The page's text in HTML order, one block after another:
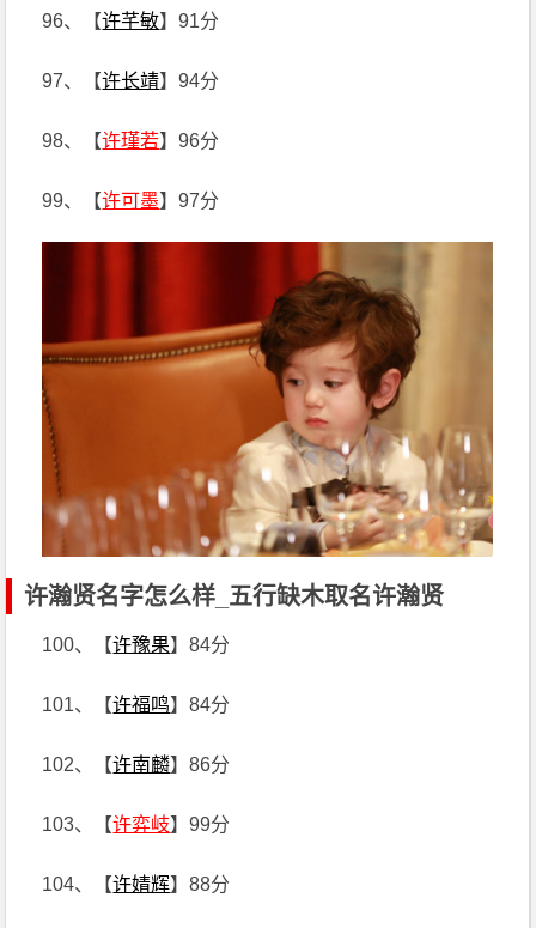
96、【许芊敏】91分
97、【许长靖】94分
98、【许瑾若】96分
99、【许可墨】97分
许瀚贤名字怎么样_五行缺木取名许瀚贤
100、【许豫果】84分
101、【许福鸣】84分
102、【许南麟】86分
103、【许弈岐】99分
104、【许婧辉】88分